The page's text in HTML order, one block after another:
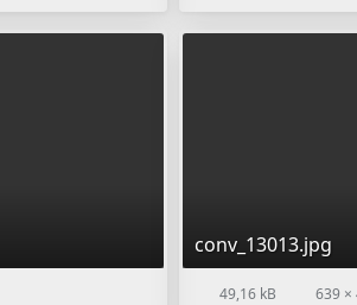
conv_13013.jpg
49,16 kB 639 ×